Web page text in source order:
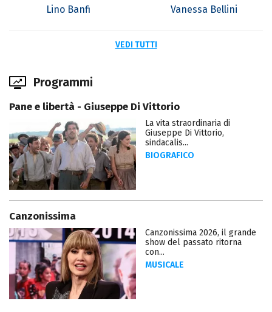
Lino Banfi Vanessa Bellini
VEDI TUTTI
Programmi
Pane e libertà - Giuseppe Di Vittorio
La vita straordinaria di
Giuseppe Di Vittorio,
sindacalis...
BIOGRAFICO
Canzonissima
Canzonissima 2026, il grande
show del passato ritorna
con...
MUSICALE